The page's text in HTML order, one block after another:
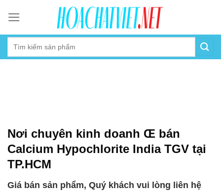
content
Nơi chuyên kinh doanh Œ bán
Calcium Hypochlorite India TGV tại
TP.HCM
Giá bán sản phẩm, Quý khách vui lòng liên hệ